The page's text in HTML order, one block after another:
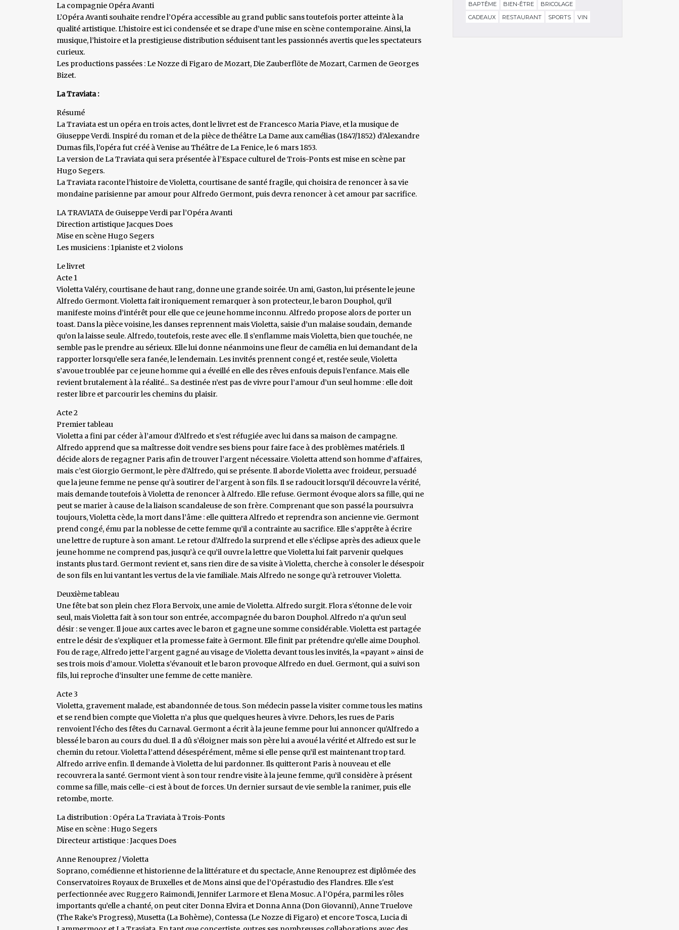
La compagnie Opéra Avanti
L’Opéra Avanti souhaite rendre l’Opéra accessible au grand public sans toutefois porter atteinte à la
qualité artistique. L’histoire est ici condensée et se drape d’une mise en scène contemporaine. Ainsi, la
musique, l’histoire et la prestigieuse distribution séduisent tant les passionnés avertis que les spectateurs
curieux.
Les productions passées : Le Nozze di Figaro de Mozart, Die Zauberflöte de Mozart, Carmen de Georges
Bizet.
La Traviata :
Résumé
La Traviata est un opéra en trois actes, dont le livret est de Francesco Maria Piave, et la musique de
Giuseppe Verdi. Inspiré du roman et de la pièce de théâtre La Dame aux camélias (1847/1852) d’Alexandre
Dumas fils, l’opéra fut créé à Venise au Théâtre de La Fenice, le 6 mars 1853.
La version de La Traviata qui sera présentée à l’Espace culturel de Trois-Ponts est mise en scène par
Hugo Segers.
La Traviata raconte l’histoire de Violetta, courtisane de santé fragile, qui choisira de renoncer à sa vie
mondaine parisienne par amour pour Alfredo Germont, puis devra renoncer à cet amour par sacrifice.
LA TRAVIATA de Guiseppe Verdi par l’Opéra Avanti
Direction artistique Jacques Does
Mise en scène Hugo Segers
Les musiciens : 1pianiste et 2 violons
Le livret
Acte 1
Violetta Valéry, courtisane de haut rang, donne une grande soirée. Un ami, Gaston, lui présente le jeune
Alfredo Germont. Violetta fait ironiquement remarquer à son protecteur, le baron Douphol, qu’il
manifeste moins d’intérêt pour elle que ce jeune homme inconnu. Alfredo propose alors de porter un
toast. Dans la pièce voisine, les danses reprennent mais Violetta, saisie d’un malaise soudain, demande
qu’on la laisse seule. Alfredo, toutefois, reste avec elle. Il s’enflamme mais Violetta, bien que touchée, ne
semble pas le prendre au sérieux. Elle lui donne néanmoins une fleur de camélia en lui demandant de la
rapporter lorsqu’elle sera fanée, le lendemain. Les invités prennent congé et, restée seule, Violetta
s’avoue troublée par ce jeune homme qui a éveillé en elle des rêves enfouis depuis l’enfance. Mais elle
revient brutalement à la réalité... Sa destinée n’est pas de vivre pour l’amour d’un seul homme : elle doit
rester libre et parcourir les chemins du plaisir.
Acte 2
Premier tableau
Violetta a fini par céder à l’amour d’Alfredo et s’est réfugiée avec lui dans sa maison de campagne.
Alfredo apprend que sa maîtresse doit vendre ses biens pour faire face à des problèmes matériels. Il
décide alors de regagner Paris afin de trouver l’argent nécessaire. Violetta attend son homme d’affaires,
mais c’est Giorgio Germont, le père d’Alfredo, qui se présente. Il aborde Violetta avec froideur, persuadé
que la jeune femme ne pense qu’à soutirer de l’argent à son fils. Il se radoucit lorsqu’il découvre la vérité,
mais demande toutefois à Violetta de renoncer à Alfredo. Elle refuse. Germont évoque alors sa fille, qui ne
peut se marier à cause de la liaison scandaleuse de son frère. Comprenant que son passé la poursuivra
toujours, Violetta cède, la mort dans l’âme : elle quittera Alfredo et reprendra son ancienne vie. Germont
prend congé, ému par la noblesse de cette femme qu’il a contrainte au sacrifice. Elle s’apprête à écrire
une lettre de rupture à son amant. Le retour d’Alfredo la surprend et elle s’éclipse après des adieux que le
jeune homme ne comprend pas, jusqu’à ce qu’il ouvre la lettre que Violetta lui fait parvenir quelques
instants plus tard. Germont revient et, sans rien dire de sa visite à Violetta, cherche à consoler le désespoir
de son fils en lui vantant les vertus de la vie familiale. Mais Alfredo ne songe qu’à retrouver Violetta.
Deuxième tableau
Une fête bat son plein chez Flora Bervoix, une amie de Violetta. Alfredo surgit. Flora s’étonne de le voir
seul, mais Violetta fait à son tour son entrée, accompagnée du baron Douphol. Alfredo n’a qu’un seul
désir : se venger. Il joue aux cartes avec le baron et gagne une somme considérable. Violetta est partagée
entre le désir de s’expliquer et la promesse faite à Germont. Elle finit par prétendre qu’elle aime Douphol.
Fou de rage, Alfredo jette l’argent gagné au visage de Violetta devant tous les invités, la «payant » ainsi de
ses trois mois d’amour. Violetta s’évanouit et le baron provoque Alfredo en duel. Germont, qui a suivi son
fils, lui reproche d’insulter une femme de cette manière.
Acte 3
Violetta, gravement malade, est abandonnée de tous. Son médecin passe la visiter comme tous les matins
et se rend bien compte que Violetta n’a plus que quelques heures à vivre. Dehors, les rues de Paris
renvoient l’écho des fêtes du Carnaval. Germont a écrit à la jeune femme pour lui annoncer qu’Alfredo a
blessé le baron au cours du duel. Il a dû s’éloigner mais son père lui a avoué la vérité et Alfredo est sur le
chemin du retour. Violetta l’attend désespérément, même si elle pense qu’il est maintenant trop tard.
Alfredo arrive enfin. Il demande à Violetta de lui pardonner. Ils quitteront Paris à nouveau et elle
recouvrera la santé. Germont vient à son tour rendre visite à la jeune femme, qu’il considère à présent
comme sa fille, mais celle-ci est à bout de forces. Un dernier sursaut de vie semble la ranimer, puis elle
retombe, morte.
La distribution : Opéra La Traviata à Trois-Ponts
Mise en scène : Hugo Segers
Directeur artistique : Jacques Does
Anne Renouprez / Violetta
Soprano, comédienne et historienne de la littérature et du spectacle, Anne Renouprez est diplômée des
Conservatoires Royaux de Bruxelles et de Mons ainsi que de l’Opérastudio des Flandres. Elle s'est
perfectionnée avec Ruggero Raimondi, Jennifer Larmore et Elena Mosuc. A l’Opéra, parmi les rôles
importants qu’elle a chanté, on peut citer Donna Elvira et Donna Anna (Don Giovanni), Anne Truelove
(The Rake’s Progress), Musetta (La Bohème), Contessa (Le Nozze di Figaro) et encore Tosca, Lucia di
BAPTÊME
BIEN-ÊTRE
BRICOLAGE
CADEAUX
RESTAURANT SPORTS VIN